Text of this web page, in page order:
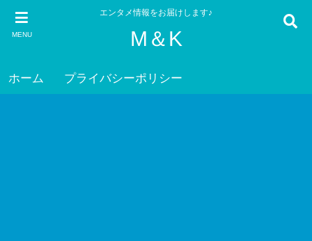
MENU
エンタメ情報をお届けします♪
M＆K
ホーム プライバシーポリシー